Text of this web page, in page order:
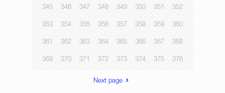
345 346 347 348 349 350 351 352
353 354 355 356 357 358 359 360
361 362 363 364 365 366 367 368
369 370 371 372 373 374 375 376
Next page